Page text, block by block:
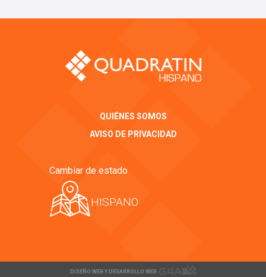
QUIÉNES SOMOS
AVISO DE PRIVACIDAD
Cambiar de estado
HISPANO
DISEÑO WEB Y DESARROLLO WEB